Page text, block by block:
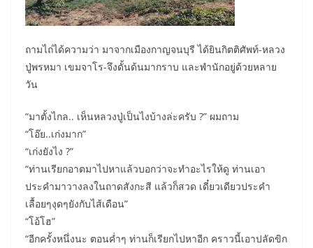
ถามไถ่ได้ความว่า มาจากเมืองกาญจนบุรี ได้ยินกิตติศัพท์-หลวง
ปู่พรหมา เขมจาโร-จึงดั้นด้นมากราบ และพำนักอยู่ด้วยหลาย
วัน
“มาตั้งไกล.. เห็นหลวงปู่เป็นไงบ้างล่ะครับ ?” ผมถาม
“โอ๊ย..เก่งมาก”
“เก่งยังไง ?”
“ท่านเรียกอาตมาไปหาแล้วบอกว่าจะทำอะไรให้ดู ท่านเอา
ประคำมาวางลงในถาดสังกะสี แล้วก็สวด เดี๋ยวเดียวประคำ
เลื้อยๆงุดๆยังกับไส้เดือน”
“โอ้โฮ”
“อีกครั้งหนึ่งนะ ตอนค่ำๆ ท่านก็เรียกไปหาอีก คราวนี้เอาปลัดขิก